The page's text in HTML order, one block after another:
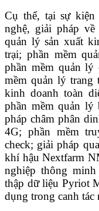
Cụ thể, tại sự
nghệ, giải pháp
quản lý sản xuất
trại; phần mềm
phần mềm quản lý
mềm quản lý trang
kinh doanh toàn
phần mềm quản lý
pháp châm phân
4G; phần mềm
check; giải pháp
khí hậu Nextfarm
nghiệp thông
thập dữ liệu Pyriot
dụng trong canh